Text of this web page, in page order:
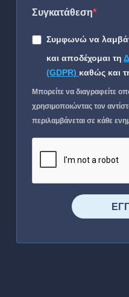
Συγκατάθεση
Συμφωνώ να
και αποδέχομαι τη
(GDPR) καθώς και
Μπορείτε να διαγραφείτε
χρησιμοποιώντας τον
περιλαμβάνεται σε κάθε